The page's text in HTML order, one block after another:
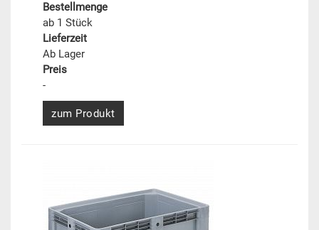
Bestellmenge
ab 1 Stück
Lieferzeit
Ab Lager
Preis
-
zum Produkt